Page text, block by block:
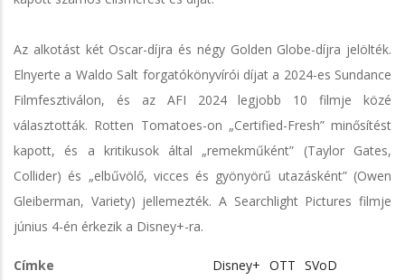
Az alkotást két Oscar-díjra és négy Golden Globe-díjra jelölték.
Elnyerte a Waldo Salt forgatókönyvírói díjat a 2024-es Sundance
Filmfesztiválon, és az AFI 2024 legjobb 10 filmje közé
választották. Rotten Tomatoes-on „Certified-Fresh” minősítést
kapott, és a kritikusok által „remekműként” (Taylor Gates,
Collider) és „elbűvölő, vicces és gyönyörű utazásként” (Owen
Gleiberman, Variety) jellemezték. A Searchlight Pictures filmje
június 4-én érkezik a Disney+-ra.
Címke Disney+ OTT SVoD